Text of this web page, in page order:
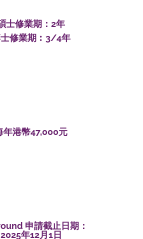
士修業期：2年
修業期︰3/4年
年港幣47,000元
申請截止日期：
2025年12月1日